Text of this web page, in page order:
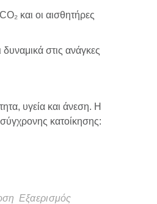
και οι αισθητήρες
στις ανάγκες
υγεία και άνεση. Η
κατοίκησης:
Εξαερισμός